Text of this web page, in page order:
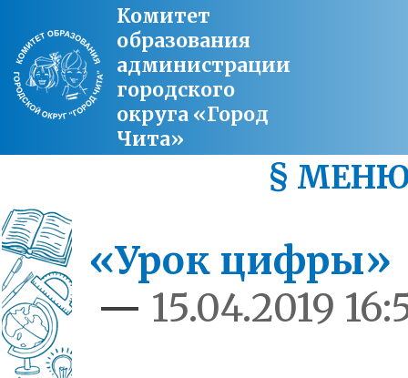
Комитет
образования
администрации
городского
округа «Город
Чита»
§
«Урок цифры»
— 15.04.2019